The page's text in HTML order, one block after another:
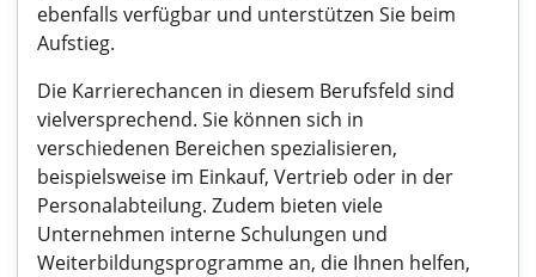
ebenfalls verfügbar und unterstützen Sie beim
Aufstieg.
Die Karrierechancen in diesem Berufsfeld sind
vielversprechend. Sie können sich in
verschiedenen Bereichen spezialisieren,
beispielsweise im Einkauf, Vertrieb oder in der
Personalabteilung. Zudem bieten viele
Unternehmen interne Schulungen und
Weiterbildungsprogramme an, die Ihnen helfen,